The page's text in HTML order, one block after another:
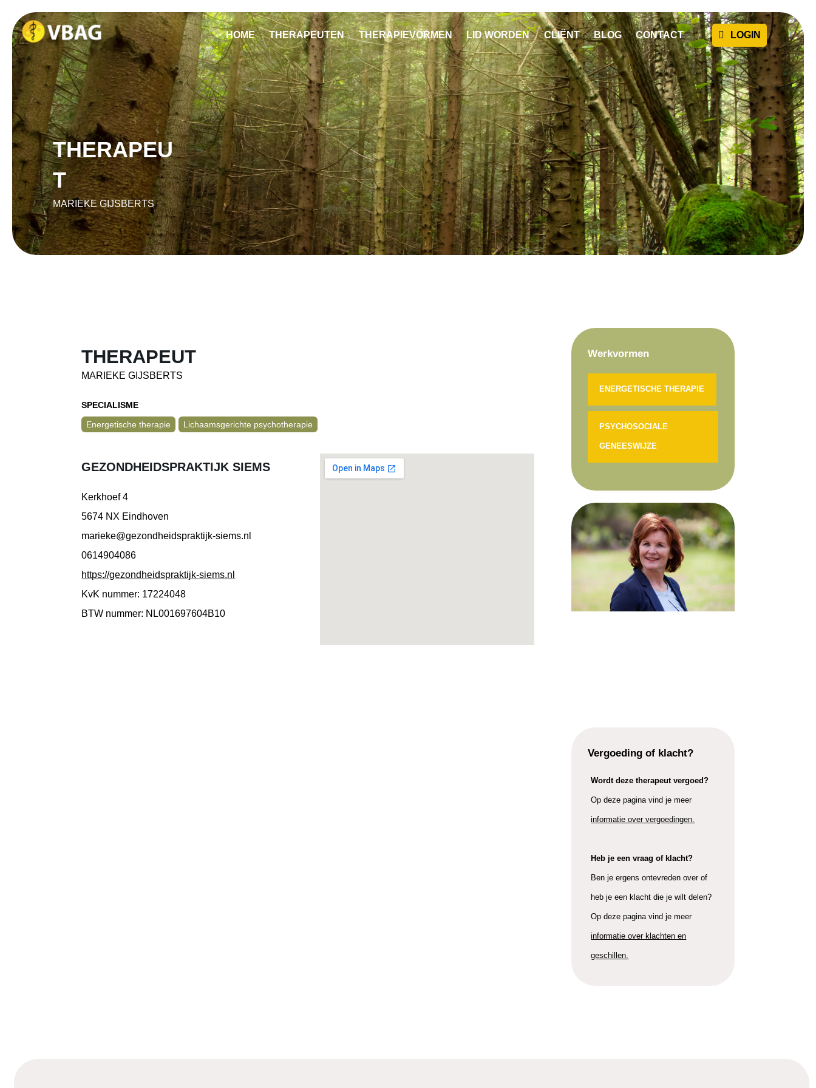
HOME THERAPEUTEN THERAPIEVORMEN LID WORDEN CLIËNT BLOG CONTACT
THERAPEU
T
MARIEKE GIJSBERTS
THERAPEUT
MARIEKE GIJSBERTS
SPECIALISME
Energetische therapie
Lichaamsgerichte psychotherapie
GEZONDHEIDSPRAKTIJK SIEMS
Kerkhoef 4
5674 NX Eindhoven
marieke@gezondheidspraktijk-siems.nl
0614904086
https://gezondheidspraktijk-siems.nl
KvK nummer: 17224048
BTW nummer: NL001697604B10
Werkvormen
ENERGETISCHE THERAPIE
PSYCHOSOCIALE
GENEESWIJZE
Vergoeding of klacht?
Wordt deze therapeut vergoed?
Op deze pagina vind je meer
informatie over vergoedingen.
Heb je een vraag of klacht?
Ben je ergens ontevreden over of
heb je een klacht die je wilt delen?
Op deze pagina vind je meer
informatie over klachten en
geschillen.